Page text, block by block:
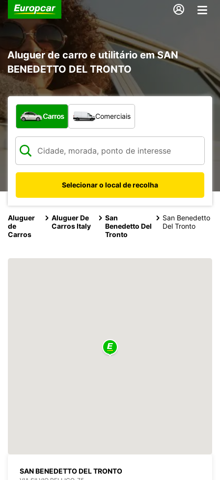
Aluguer de carro e utilitário em SAN
BENEDETTO DEL TRONTO
Que tipo de veículo pretende?
Carros Comerciais
Selecionar o local de recolha
Aluguer
de
Carros
Aluguer De
Carros Italy
San
Benedetto Del
Tronto
San Benedetto
Del Tronto
SAN BENEDETTO DEL TRONTO